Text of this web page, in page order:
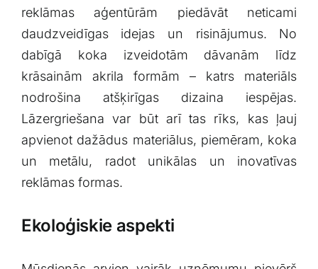
reklāmas aģentūrām piedāvāt neticami
⁢daudzveidīgas idejas un ⁤risinājumus. No
dabīgā koka ⁢izveidotām dāvanām ​līdz
krāsainām akrila formām – katrs materiāls
nodrošina ​atšķirīgas dizaina ⁢iespējas.
Lāzergriešana​ var būt arī tas ​rīks, kas ļauj​
apvienot dažādus materiālus, piemēram,⁣ koka
un metālu, radot unikālas un inovatīvas
reklāmas formas.
Ekoloģiskie aspekti